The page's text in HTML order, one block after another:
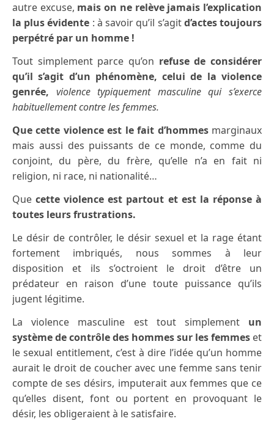
autre excuse, mais on ne relève jamais l’explication
la plus évidente : à savoir qu’il s’agitd’actes toujours
perpétré par un homme !
Tout simplement parce qu’on refuse de considérer
qu’il s’agit d’un phénomène, celui de la violence
genrée, violence typiquement masculine qui s’exerce
habituellement contre les femmes.
Que cette violence est le fait d’hommesmarginaux
mais aussi des puissants de ce monde, comme du
conjoint, du père, du frère, qu’elle n’a en fait ni
religion, ni race, ni nationalité…
Quecette violence est partout et est la réponse à
toutes leurs frustrations.
Le désir de contrôler, le désir sexuel et la rage étant
fortement imbriqués, nous sommes à leur
disposition et ils s’octroient le droit d’être un
prédateur en raison d’une toute puissance qu’ils
jugent légitime.
La violence masculine est tout simplement un
système de contrôle des hommes sur les femmes et
le sexual entitlement, c’est à dire l’idée qu’un homme
aurait le droit de coucher avec une femme sans tenir
compte de ses désirs, imputerait aux femmes que ce
qu’elles disent, font ou portent en provoquant le
désir, les obligeraient à le satisfaire.